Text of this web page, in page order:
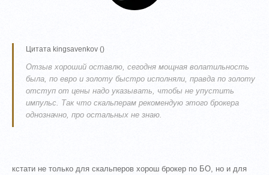
Цитата kingsavenkov ()
Отзыв хороший оставлю, сегодня мощная волатильность
была, по евро и золоту быстро исполняли, правда по золоту
отступ от цены надо указывать, чтобы не упустить
импульс. Так что скальперам рекомендую этого брокера
однозначно, про остальных не знаю.
кстати не только для скальперов хорош брокер по БО, но и для